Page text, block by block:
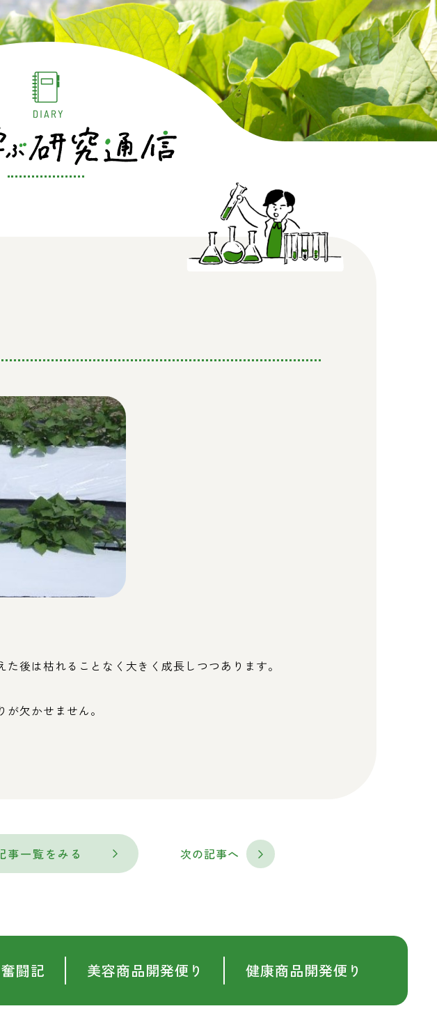
後は枯れることなく大きく成長しつつあります。
欠かせません。
事一覧をみる 次の記事へ
闘記 美容商品開発便り 健康商品開発便り